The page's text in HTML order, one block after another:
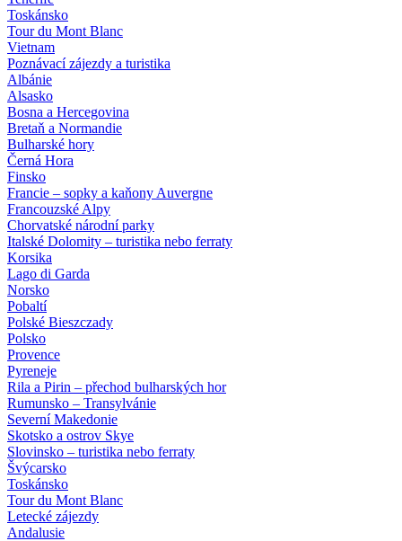
Toskánsko
Tour du Mont Blanc
Vietnam
Poznávací zájezdy a turistika
Albánie
Alsasko
Bosna a Hercegovina
Bretaň a Normandie
Bulharské hory
Černá Hora
Finsko
Francie – sopky a kaňony Auvergne
Francouzské Alpy
Chorvatské národní parky
Italské Dolomity – turistika nebo ferraty
Korsika
Lago di Garda
Norsko
Pobaltí
Polské Bieszczady
Polsko
Provence
Pyreneje
Rila a Pirin – přechod bulharských hor
Rumunsko – Transylvánie
Severní Makedonie
Skotsko a ostrov Skye
Slovinsko – turistika nebo ferraty
Švýcarsko
Toskánsko
Tour du Mont Blanc
Letecké zájezdy
Andalusie